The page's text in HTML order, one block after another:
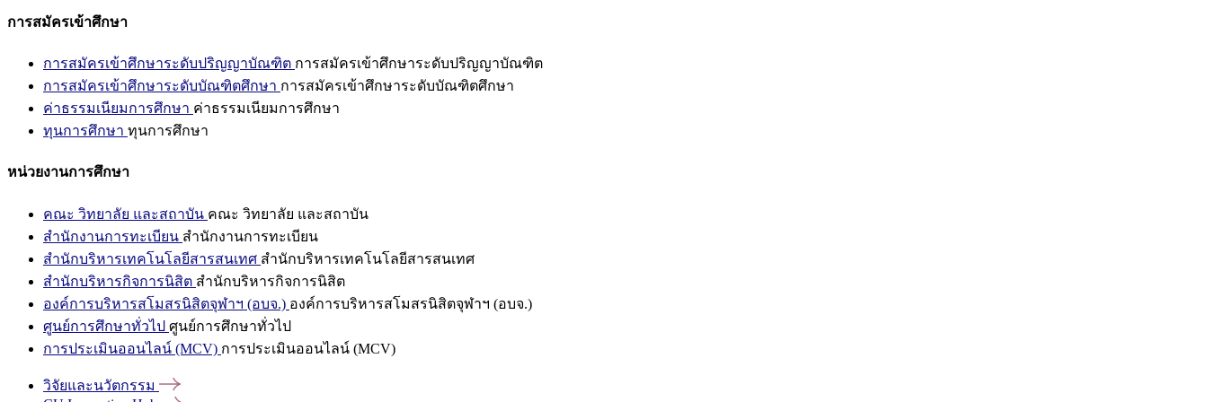
การสมัครเข้าศึกษา
การสมัครเข้าศึกษาระดับปริญญาบัณฑิต การสมัครเข้าศึกษาระดับปริญญาบัณฑิต
การสมัครเข้าศึกษาระดับบัณฑิตศึกษา การสมัครเข้าศึกษาระดับบัณฑิตศึกษา
ค่าธรรมเนียมการศึกษา ค่าธรรมเนียมการศึกษา
ทุนการศึกษา ทุนการศึกษา
หน่วยงานการศึกษา
คณะ วิทยาลัย และสถาบัน คณะ วิทยาลัย และสถาบัน
สำนักงานการทะเบียน สำนักงานการทะเบียน
สำนักบริหารเทคโนโลยีสารสนเทศ สำนักบริหารเทคโนโลยีสารสนเทศ
สำนักบริหารกิจการนิสิต สำนักบริหารกิจการนิสิต
องค์การบริหารสโมสรนิสิตจุฬาฯ (อบจ.) องค์การบริหารสโมสรนิสิตจุฬาฯ (อบจ.)
ศูนย์การศึกษาทั่วไป ศูนย์การศึกษาทั่วไป
การประเมินออนไลน์ (MCV) การประเมินออนไลน์ (MCV)
วิจัยและนวัตกรรม